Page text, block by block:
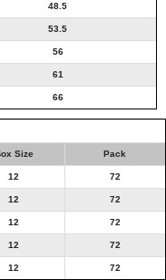
48.5
53.5
56
61
66
Size Pack
12 72
12 72
12 72
12 72
12 72